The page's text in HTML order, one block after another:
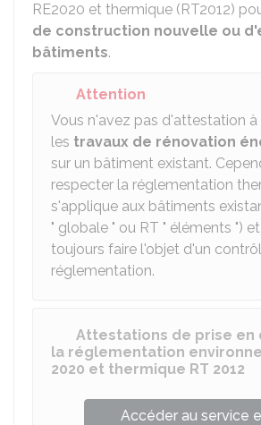
RE2020 et thermique (RT2012)
de construction nouvelle ou
bâtiments.
Attention
Vous n'avez pas d'attestation
les travaux de rénovation
sur un bâtiment existant.
respecter la réglementation
s'applique aux bâtiments
" globale " ou RT " éléments ")
toujours faire l'objet d'un
réglementation.
Attestations de prise en
la réglementation
2020 et thermique RT 2012
Accéder au service